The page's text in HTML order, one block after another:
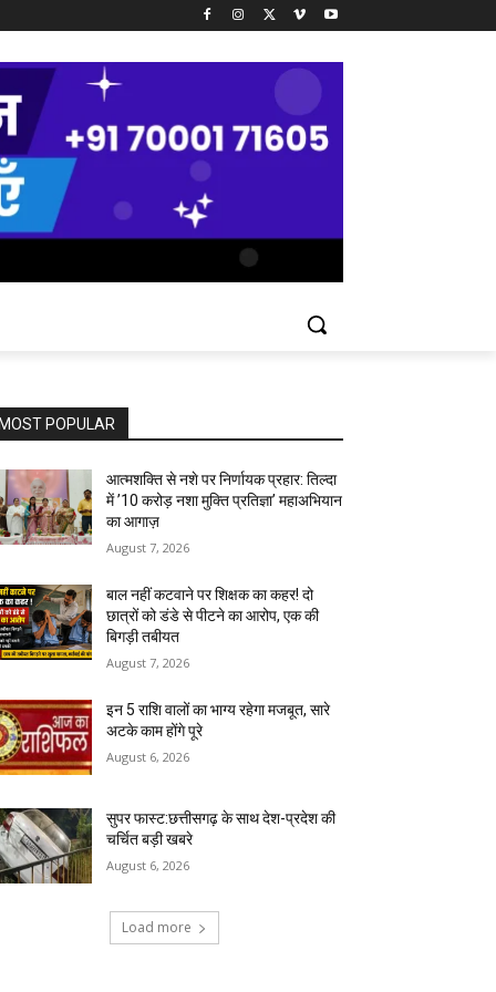
MOST POPULAR
आत्मशक्ति से नशे पर निर्णायक प्रहार: तिल्दा
में ’10 करोड़ नशा मुक्ति प्रतिज्ञा’ महाअभियान
का आगाज़
August 7, 2026
बाल नहीं कटवाने पर शिक्षक का कहर! दो
छात्रों को डंडे से पीटने का आरोप, एक की
बिगड़ी तबीयत
August 7, 2026
इन 5 राशि वालों का भाग्य रहेगा मजबूत, सारे
अटके काम होंगे पूरे
August 6, 2026
सुपर फास्ट:छत्तीसगढ़ के साथ देश-प्रदेश की
चर्चित बड़ी खबरे
August 6, 2026
Load more